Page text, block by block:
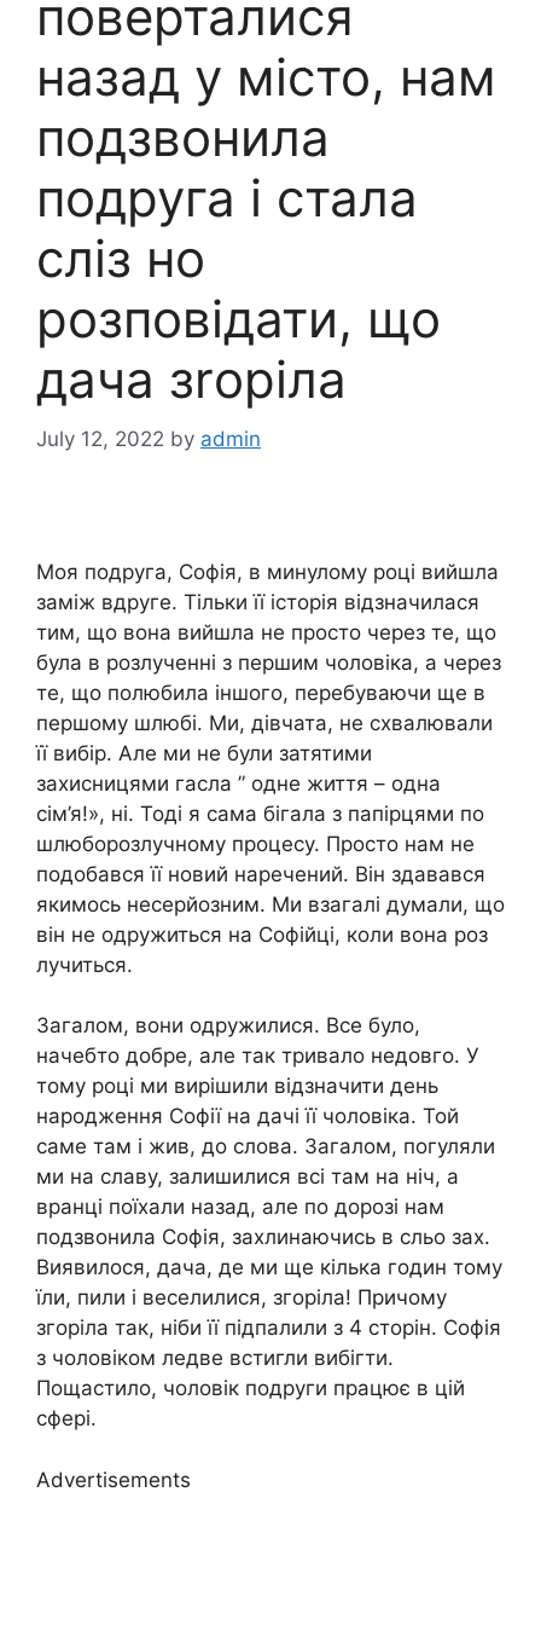
поверталися
назад у місто, нам
подзвонила
подруга і стала
сліз но
розповідати, що
дача зrоріла
July 12, 2022 by admin
Моя подруга, Софія, в минулому році вийшла
заміж вдруге. Тільки її історія відзначилася
тим, що вона вийшла не просто через те, що
була в розлученні з першим чоловіка, а через
те, що полюбила іншого, перебуваючи ще в
першому шлюбі. Ми, дівчата, не схвалювали
її вибір. Але ми не були затятими
захисницями гасла ” одне життя – одна
сім’я!», ні. Тоді я сама бігала з папірцями по
шлюборозлучному процесу. Просто нам не
подобався її новий наречений. Він здавався
якимось несерйозним. Ми взагалі думали, що
він не одружиться на Софійці, коли вона роз
лучиться.
Загалом, вони одружилися. Все було,
начебто добре, але так тривало недовго. У
тому році ми вирішили відзначити день
народження Софії на дачі її чоловіка. Той
саме там і жив, до слова. Загалом, погуляли
ми на славу, залишилися всі там на ніч, а
вранці поїхали назад, але по дорозі нам
подзвонила Софія, захлинаючись в сльо зах.
Виявилося, дача, де ми ще кілька годин тому
їли, пили і веселилися, згоріла! Причому
згоріла так, ніби її підпалили з 4 сторін. Софія
з чоловіком ледве встигли вибігти.
Пощастило, чоловік подруги працює в цій
сфері.
Advertisements